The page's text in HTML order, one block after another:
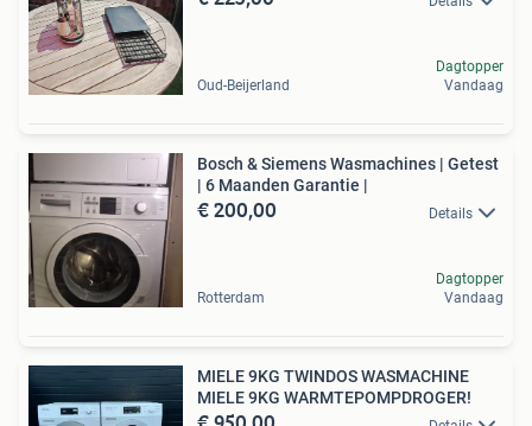
Oud-Beijerland
Dagtopper
Vandaag
Bosch & Siemens Wasmachines | Getest
| 6 Maanden Garantie |
€ 200,00 Details
Rotterdam
Dagtopper
Vandaag
MIELE 9KG TWINDOS WASMACHINE
MIELE 9KG WARMTEPOMPDROGER!